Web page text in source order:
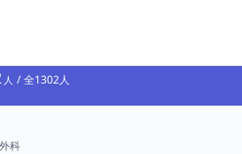
1302
科